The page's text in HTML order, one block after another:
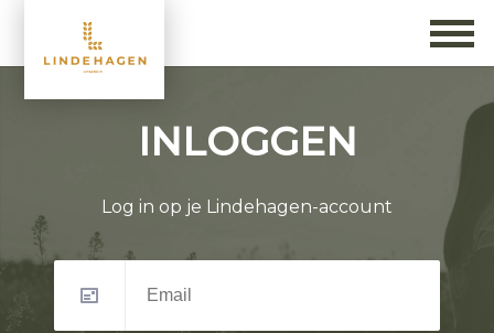
INLOGGEN
Log in op je Lindehagen-account